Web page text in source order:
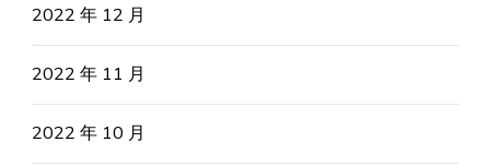
2022 年 12 月
2022 年 11 月
2022 年 10 月